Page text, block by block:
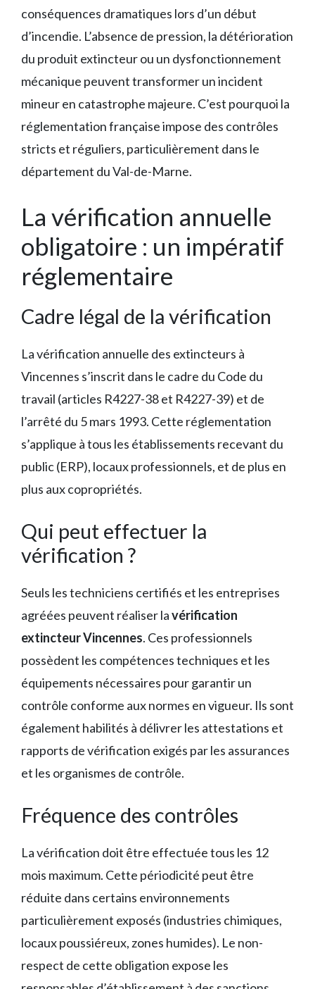
conséquences dramatiques lors d’un début
d’incendie. L’absence de pression, la détérioration
du produit extincteur ou un dysfonctionnement
mécanique peuvent transformer un incident
mineur en catastrophe majeure. C’est pourquoi la
réglementation française impose des contrôles
stricts et réguliers, particulièrement dans le
département du Val-de-Marne.
La vérification annuelle
obligatoire : un impératif
réglementaire
Cadre légal de la vérification
La vérification annuelle des extincteurs à
Vincennes s’inscrit dans le cadre du Code du
travail (articles R4227-38 et R4227-39) et de
l’arrêté du 5 mars 1993. Cette réglementation
s’applique à tous les établissements recevant du
public (ERP), locaux professionnels, et de plus en
plus aux copropriétés.
Qui peut effectuer la
vérification ?
Seuls les techniciens certifiés et les entreprises
agréées peuvent réaliser lavérification
extincteur Vincennes. Ces professionnels
possèdent les compétences techniques et les
équipements nécessaires pour garantir un
contrôle conforme aux normes en vigueur. Ils sont
également habilités à délivrer les attestations et
rapports de vérification exigés par les assurances
et les organismes de contrôle.
Fréquence des contrôles
La vérification doit être effectuée tous les 12
mois maximum. Cette périodicité peut être
réduite dans certains environnements
particulièrement exposés (industries chimiques,
locaux poussiéreux, zones humides). Le non-
respect de cette obligation expose les